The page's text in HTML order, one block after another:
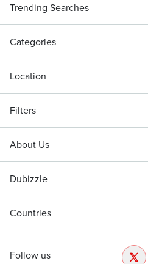
Trending Searches
Categories
Location
Filters
About Us
Dubizzle
Countries
Follow us